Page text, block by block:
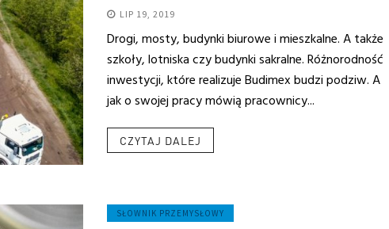
LIP 19, 2019
Drogi, mosty, budynki biurowe i mieszkalne. A także
szkoły, lotniska czy budynki sakralne. Różnorodność
inwestycji, które realizuje Budimex budzi podziw. A
jak o swojej pracy mówią pracownicy...
CZYTAJ DALEJ
SŁOWNIK PRZEMYSŁOWY